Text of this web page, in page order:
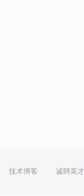
技术博客 诚聘英才